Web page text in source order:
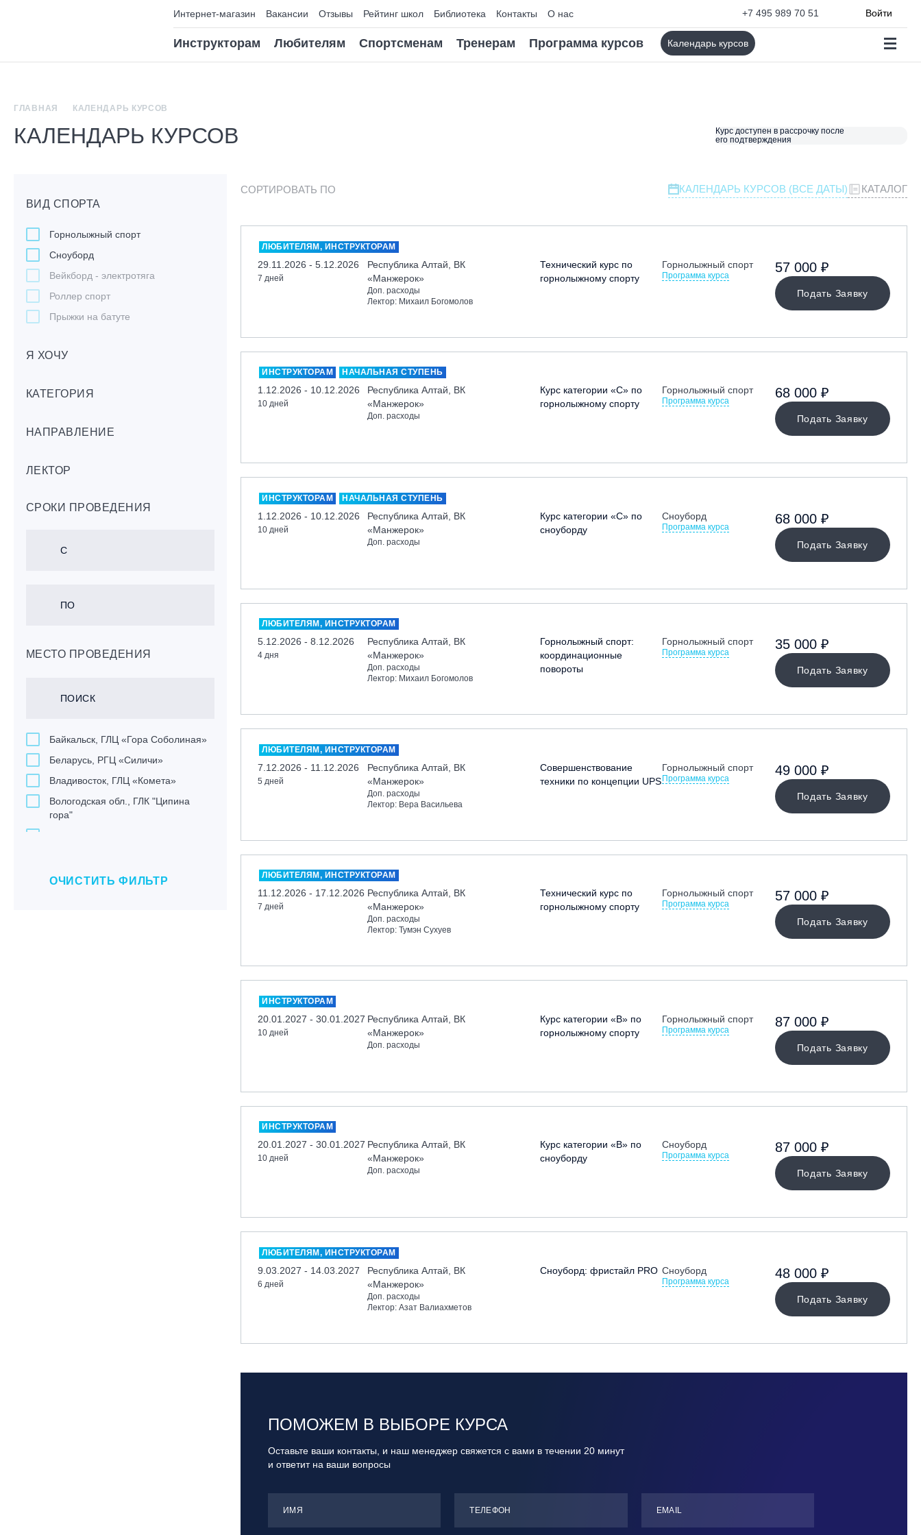
Интернет-магазин Вакансии Отзывы Рейтинг школ Библиотека Контакты О нас +7 495 989 70 51 Войти
Инструкторам Любителям Спортсменам Тренерам Программа курсов Календарь курсов
ГЛАВНАЯ КАЛЕНДАРЬ КУРСОВ
КАЛЕНДАРЬ КУРСОВ
Курс доступен в рассрочку после
его подтверждения
ВИД СПОРТА
Горнолыжный спорт
Сноуборд
Вейкборд - электротяга
Роллер спорт
Прыжки на батуте
Лонгбординг
бордах
Игровые виды спорта
Мечевой бой
Я ХОЧУ
КАТЕГОРИЯ
НАПРАВЛЕНИЕ
ЛЕКТОР
СРОКИ ПРОВЕДЕНИЯ
МЕСТО ПРОВЕДЕНИЯ
Байкальск, ГЛЦ «Гора Соболиная»
Беларусь, РГЦ «Силичи»
Владивосток, ГЛЦ «Комета»
Вологодская обл., ГЛК "Ципина
гора"
Екатеринбург, ГЛЦ «Уктус»
ОЧИСТИТЬ ФИЛЬТР
СОРТИРОВАТЬ ПО КАЛЕНДАРЬ КУРСОВ (ВСЕ ДАТЫ) КАТАЛОГ
ЛЮБИТЕЛЯМ, ИНСТРУКТОРАМ
29.11.2026 - 5.12.2026
7 дней
Республика Алтай, ВК
«Манжерок»
Доп. расходы
Лектор: Михаил Богомолов
Технический курс по
горнолыжному спорту
Горнолыжный спорт
Программа курса
Подать Заявку
57 000 ₽
ИНСТРУКТОРАМ НАЧАЛЬНАЯ СТУПЕНЬ
1.12.2026 - 10.12.2026
10 дней
Республика Алтай, ВК
«Манжерок»
Доп. расходы
Курс категории «С» по
горнолыжному спорту
Горнолыжный спорт
Программа курса
Подать Заявку
68 000 ₽
ИНСТРУКТОРАМ НАЧАЛЬНАЯ СТУПЕНЬ
1.12.2026 - 10.12.2026
10 дней
Республика Алтай, ВК
«Манжерок»
Доп. расходы
Курс категории «С» по
сноуборду
Сноуборд
Программа курса
Подать Заявку
68 000 ₽
ЛЮБИТЕЛЯМ, ИНСТРУКТОРАМ
5.12.2026 - 8.12.2026
4 дня
Республика Алтай, ВК
«Манжерок»
Доп. расходы
Лектор: Михаил Богомолов
Горнолыжный спорт:
координационные
повороты
Горнолыжный спорт
Программа курса
Подать Заявку
35 000 ₽
ЛЮБИТЕЛЯМ, ИНСТРУКТОРАМ
7.12.2026 - 11.12.2026
5 дней
Республика Алтай, ВК
«Манжерок»
Доп. расходы
Лектор: Вера Васильева
Совершенствование
техники по концепции UPS
Горнолыжный спорт
Программа курса
Подать Заявку
49 000 ₽
ЛЮБИТЕЛЯМ, ИНСТРУКТОРАМ
11.12.2026 - 17.12.2026
7 дней
Республика Алтай, ВК
«Манжерок»
Доп. расходы
Лектор: Тумэн Сухуев
Технический курс по
горнолыжному спорту
Горнолыжный спорт
Программа курса
Подать Заявку
57 000 ₽
ИНСТРУКТОРАМ
20.01.2027 - 30.01.2027
10 дней
Республика Алтай, ВК
«Манжерок»
Доп. расходы
Курс категории «В» по
горнолыжному спорту
Горнолыжный спорт
Программа курса
Подать Заявку
87 000 ₽
ИНСТРУКТОРАМ
20.01.2027 - 30.01.2027
10 дней
Республика Алтай, ВК
«Манжерок»
Доп. расходы
Курс категории «В» по
сноуборду
Сноуборд
Программа курса
Подать Заявку
87 000 ₽
ЛЮБИТЕЛЯМ, ИНСТРУКТОРАМ
9.03.2027 - 14.03.2027
6 дней
Республика Алтай, ВК
«Манжерок»
Доп. расходы
Лектор: Азат Валиахметов
Сноуборд: фристайл PRO Сноуборд
Программа курса
Подать Заявку
48 000 ₽
ПОМОЖЕМ В ВЫБОРЕ КУРСА
Оставьте ваши контакты, и наш менеджер свяжется с вами в течении 20 минут
и ответит на ваши вопросы
ИМЯ ТЕЛЕФОН ЕMАIL